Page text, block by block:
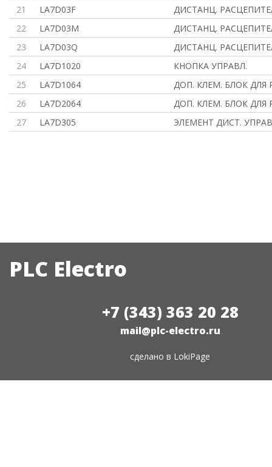
21
LA7D03F
ДИСТАНЦ.
22
LA7D03M
ДИСТАНЦ.
23
LA7D03Q
ДИСТАНЦ.
24
LA7D1020
КНОПКА УПРАВЛ.
25
LA7D1064
ДОП. КЛЕМ. БЛОК ДЛЯ
26
LA7D2064
ДОП. КЛЕМ. БЛОК ДЛЯ
27
LA7D305 ЭЛЕМЕНТ ДИСТ.
PLC Electro
+7 (343) 363 20 28
mail@plc-electro.ru
сделано в LokiPage